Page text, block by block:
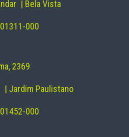
| Bela Vista
000
2369
| Jardim Paulistano
000